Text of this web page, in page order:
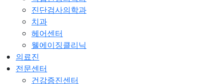
진단검사의학과
치과
헤어센터
웰에이징클리닉
의료진
전문센터
건강증진센터